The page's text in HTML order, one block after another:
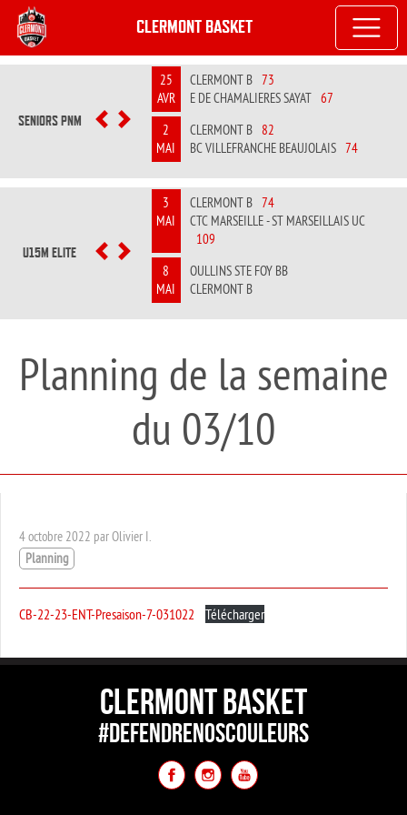
CLERMONT BASKET
SENIORS PNM PREVIOUS
NEXT
25
AVR
CLERMONT B 73
E DE CHAMALIERES SAYAT 67
2
MAI
CLERMONT B 82
BC VILLEFRANCHE BEAUJOLAIS 74
U15M ELITE PREVIOUS
NEXT
3
MAI
CLERMONT B 74
CTC MARSEILLE - ST MARSEILLAIS UC
109
8
MAI
OULLINS STE FOY BB
CLERMONT B
Planning de la semaine
du 03/10
4 octobre 2022 par Olivier I.
Planning
CB-22-23-ENT-Presaison-7-031022 Télécharger
CLERMONT BASKET
#DEFENDRENOSCOULEURS